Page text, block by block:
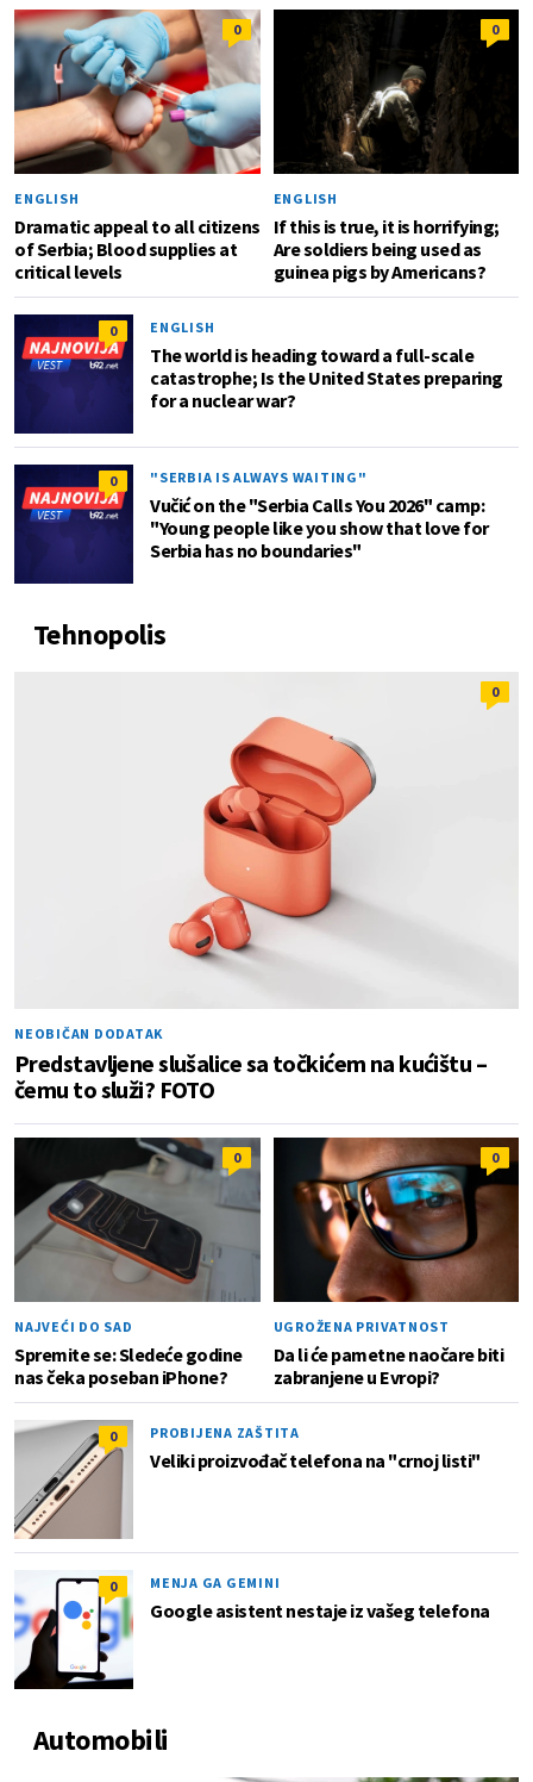
0
ENGLISH
Dramatic appeal to all citizens
of Serbia; Blood supplies at
critical levels
0
ENGLISH
If this is true, it is horrifying;
Are soldiers being used as
guinea pigs by Americans?
0 ENGLISH
The world is heading toward a full-scale
catastrophe; Is the United States preparing
for a nuclear war?
0 "SERBIA IS ALWAYS WAITING"
Vučić on the "Serbia Calls You 2026" camp:
"Young people like you show that love for
Serbia has no boundaries"
Tehnopolis
0
NEOBIČAN DODATAK
Predstavljene slušalice sa točkićem na kućištu –
čemu to služi? FOTO
0
NAJVEĆI DO SAD
Spremite se: Sledeće godine
nas čeka poseban iPhone?
0
UGROŽENA PRIVATNOST
Da li će pametne naočare biti
zabranjene u Evropi?
0 PROBIJENA ZAŠTITA
Veliki proizvođač telefona na "crnoj listi"
0 MENJA GA GEMINI
Google asistent nestaje iz vašeg telefona
Automobili